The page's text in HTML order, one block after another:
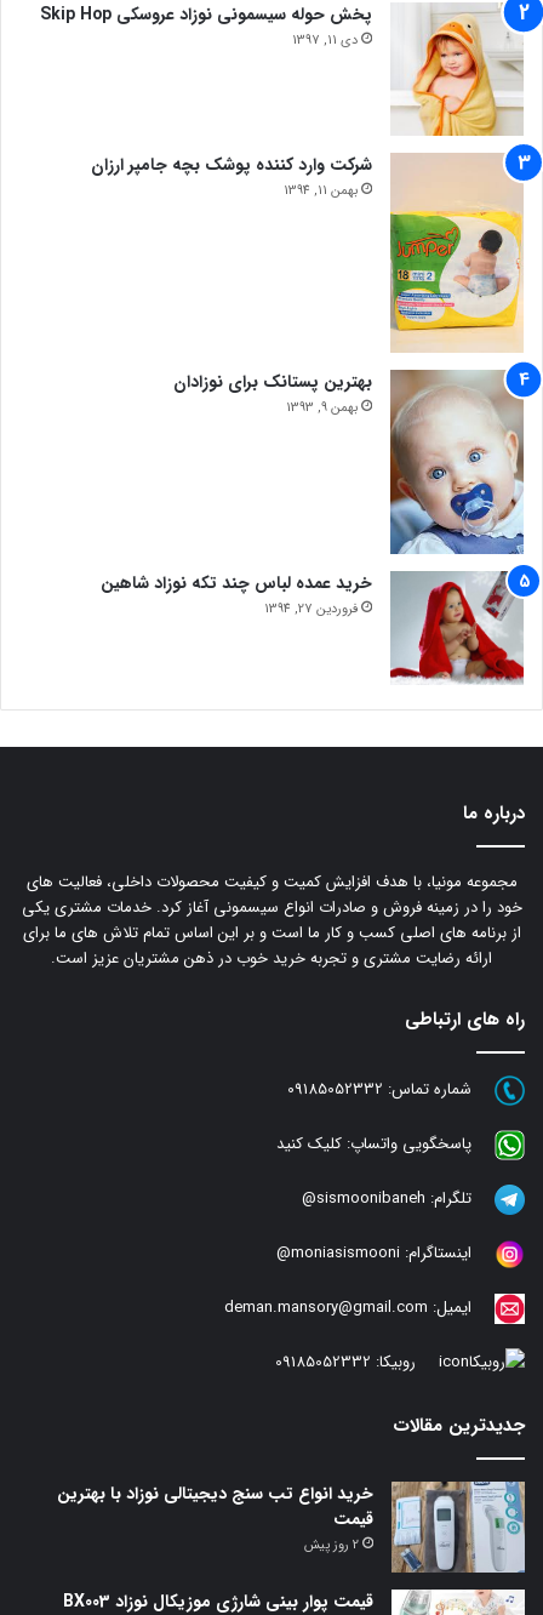
پخش حوله سیسمونی نوزاد عروسکی Skip Hop
دی 11, 1397
شرکت وارد کننده پوشک بچه جامپر ارزان
بهمن 11, 1394
بهترین پستانک برای نوزادان
بهمن 9, 1393
خرید عمده لباس چند تکه نوزاد شاهین
فروردین 27, 1394
درباره ما
مجموعه مونیا، با هدف افزایش کمیت و کیفیت محصولات داخلی، فعالیت های
خود را در زمینه فروش و صادرات انواع سیسمونی آغاز کرد. خدمات مشتری یکی
از برنامه های اصلی کسب و کار ما است و بر این اساس تمام تلاش های ما برای
ارائه رضایت مشتری و تجربه خرید خوب در ذهن مشتریان عزیز است.
راه های ارتباطی
شماره تماس: 09185052332
پاسخگویی واتساپ: کلیک کنید
تلگرام: sismoonibaneh@
اینستاگرام: moniasismooni@
ایمیل: deman.mansory@gmail.com
روبیکا: 09185052332
جدیدترین مقالات
خرید انواع تب سنج دیجیتالی نوزاد با بهترین
قیمت
2 روز پیش
قیمت پوار بینی شارژی موزیکال نوزاد BX003